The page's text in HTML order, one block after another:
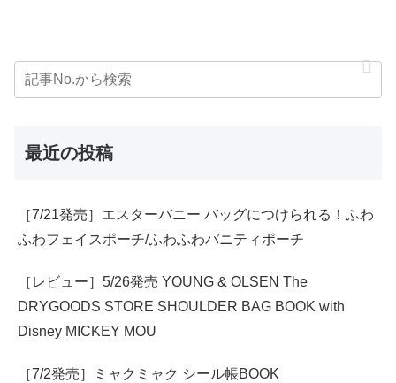
最近の投稿
［7/21発売］エスターバニー バッグにつけられる！ふわ
ふわフェイスポーチ/ふわふわバニティポーチ
［レビュー］5/26発売 YOUNG & OLSEN The
DRYGOODS STORE SHOULDER BAG BOOK with
Disney MICKEY MOU
［7/2発売］ミャクミャク シール帳BOOK